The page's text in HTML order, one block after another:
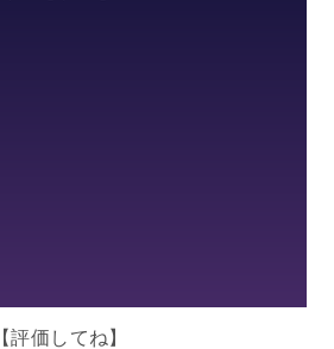
【評価してね】